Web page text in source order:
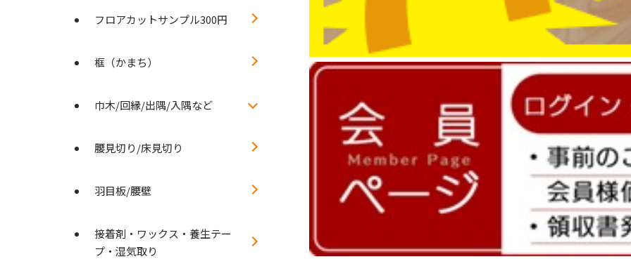
フロアカットサンプル300円
框（かまち）
巾木/回縁/出隅/入隅など
腰見切り/床見切り
羽目板/腰壁
接着剤・ワックス・養生テー
プ・湿気取り